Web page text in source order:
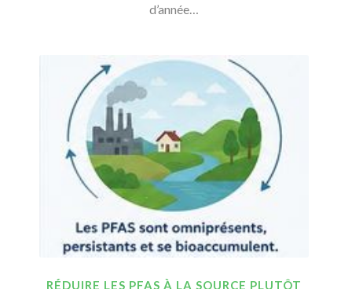
d’année…
RÉDUIRE LES PFAS À LA SOURCE PLUTÔT